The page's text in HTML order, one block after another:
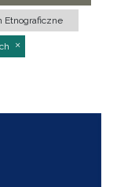
Etnograficzne